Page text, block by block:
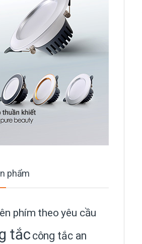
phẩm
phím theo yêu cầu
tắccông tắc an